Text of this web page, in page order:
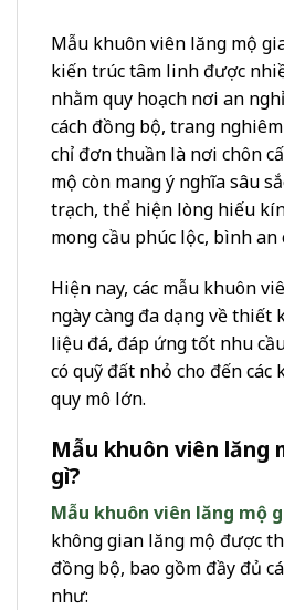
Mẫu khuôn viên lăng mộ
kiến trúc tâm linh được
nhằm quy hoạch nơi an
cách đồng bộ, trang
chỉ đơn thuần là nơi chôn
mộ còn mang ý nghĩa sâu
trạch, thể hiện lòng hiếu
mong cầu phúc lộc, bình an
Hiện nay, các mẫu khuôn
ngày càng đa dạng về thiết
liệu đá, đáp ứng tốt nhu
có quỹ đất nhỏ cho đến các
quy mô lớn.
Mẫu khuôn viên lăng
gì?
Mẫu khuôn viên lăng mộ
không gian lăng mộ được
đồng bộ, bao gồm đầy đủ
như: